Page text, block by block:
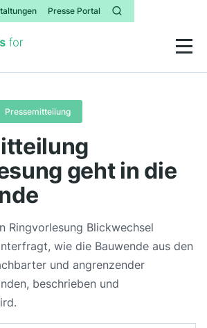
Presse Portal
Pressemitteilung
geht in die
Ringvorlesung Blickwechsel
wie die Bauwende aus den
und angrenzender
beschrieben und